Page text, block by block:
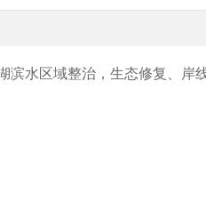
滨水区域整治，生态修复、